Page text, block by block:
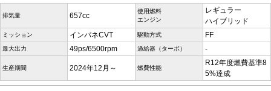
排気量 657cc
使用燃料
エンジン
レギュラー
ハイブリッド
ミッション インパネCVT 駆動方式 FF
最大出力 49ps/6500rpm 過給器（ターボ） -
生産期間 2024年12月～ 燃費性能
R12年度燃費基準8
5%達成